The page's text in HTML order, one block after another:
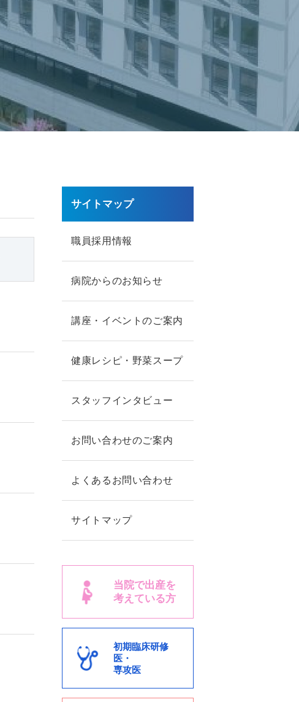
サイトマップ
職員採用情報
病院からのお知らせ
講座・イベントのご案内
健康レシピ・野菜スープ
スタッフインタビュー
お問い合わせのご案内
よくあるお問い合わせ
サイトマップ
当院で出産を
考えている方
初期臨床研修
医・
専攻医